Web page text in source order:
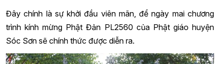
Đây chính là sự khởi đầu viên mãn, để ngày mai chương
trình kính mừng Phật Đản PL2560 của Phật giáo huyện
Sóc Sơn sẽ chính thức được diễn ra.